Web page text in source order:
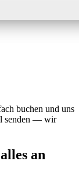
buchen und uns
senden — wir
alles an